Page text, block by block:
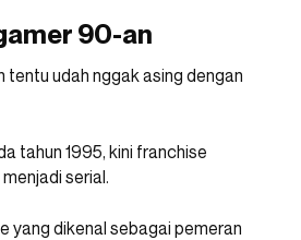
90-an
udah nggak asing dengan
tahun 1995, kini franchise
serial.
yang dikenal sebagai pemeran